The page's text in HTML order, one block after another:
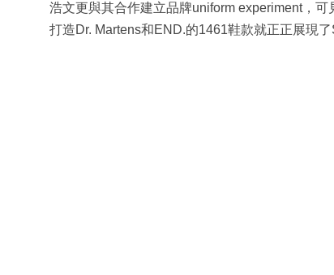
浩文更與其合作建立品牌uniform experiment，
打造Dr. Martens和END.的1461鞋款就正正展現